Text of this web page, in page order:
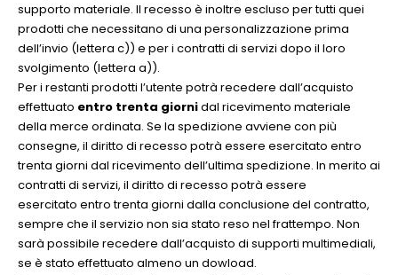
supporto materiale. Il recesso è inoltre escluso per tutti quei
prodotti che necessitano di una personalizzazione prima
dell’invio (lettera c)) e per i contratti di servizi dopo il loro
svolgimento (lettera a)).
Per i restanti prodotti l’utente potrà recedere dall’acquisto
effettuato entro trenta giornidal ricevimento materiale
della merce ordinata. Se la spedizione avviene con più
consegne, il diritto di recesso potrà essere esercitato entro
trenta giorni dal ricevimento dell’ultima spedizione. In merito ai
contratti di servizi, il diritto di recesso potrà essere
esercitato entro trenta giorni dalla conclusione del contratto,
sempre che il servizio non sia stato reso nel frattempo. Non
sarà possibile recedere dall’acquisto di supporti multimediali,
se è stato effettuato almeno un dowload.